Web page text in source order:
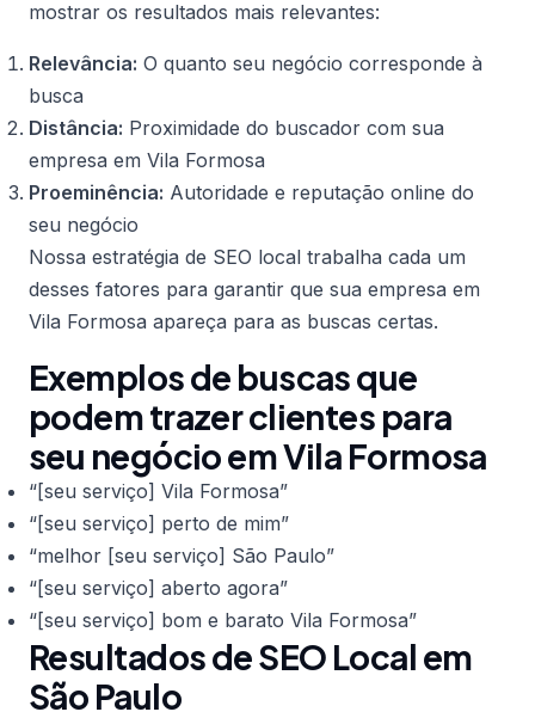
mostrar os resultados mais relevantes:
Relevância: O quanto seu negócio corresponde à
busca
Distância: Proximidade do buscador com sua
empresa em Vila Formosa
Proeminência: Autoridade e reputação online do
seu negócio
Nossa estratégia de SEO local trabalha cada um
desses fatores para garantir que sua empresa em
Vila Formosa apareça para as buscas certas.
Exemplos de buscas que
podem trazer clientes para
seu negócio em Vila Formosa
“[seu serviço] Vila Formosa”
“[seu serviço] perto de mim”
“melhor [seu serviço] São Paulo”
“[seu serviço] aberto agora”
“[seu serviço] bom e barato Vila Formosa”
Resultados de SEO Local em
São Paulo